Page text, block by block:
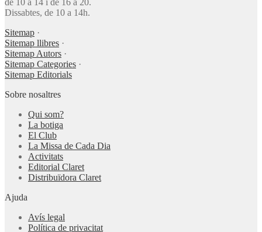
de 10 a 14 i de 16 a 20.
Dissabtes, de 10 a 14h.
Sitemap ·
Sitemap llibres ·
Sitemap Autors ·
Sitemap Categories ·
Sitemap Editorials
Sobre nosaltres
Qui som?
La botiga
El Club
La Missa de Cada Dia
Activitats
Editorial Claret
Distribuïdora Claret
Ajuda
Avís legal
Política de privacitat